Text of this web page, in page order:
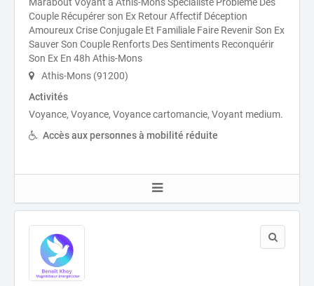
Couple Récupérer son Ex Retour Affectif Déception
Amoureux Crise Conjugale Et Familiale Faire Revenir Son Ex
Sauver Son Couple Renforts Des Sentiments Reconquérir
Son Ex En 48h Athis-Mons
Athis-Mons (91200)
Activités
Voyance, Voyance, Voyance cartomancie, Voyant medium.
Accès aux personnes à mobilité réduite